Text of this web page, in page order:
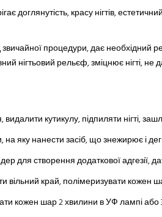
доглянутість, красу нігтів,
процедури, дає необхідний
нігтьовий рельєф, зміцнює нігті,
видалити кутикулу, підпиляти нігті,
яку нанести засіб, що знежирює і
для створення додаткової адгезії,
вільний край, полімеризувати кожен
кожен шар 2 хвилини в УФ лампі